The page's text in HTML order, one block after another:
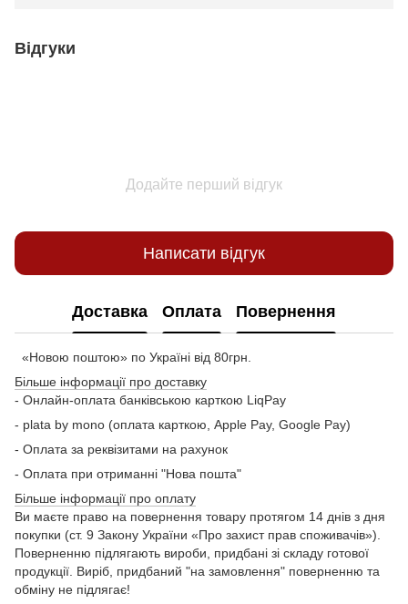
Відгуки
Додайте перший відгук
Написати відгук
Доставка Оплата Повернення
«Новою поштою» по Україні від 80грн.
Більше інформації про доставку
- Онлайн-оплата банківською карткою LiqPay
- plata by mono (оплата карткою, Apple Pay, Google Pay)
- Оплата за реквізитами на рахунок
- Оплата при отриманні "Нова пошта"
Більше інформації про оплату
Ви маєте право на повернення товару протягом 14 днів з дня
покупки (ст. 9 Закону України «Про захист прав споживачів»).
Поверненню підлягають вироби, придбані зі складу готової
продукції. Виріб, придбаний "на замовлення" поверненню та
обміну не підлягає!